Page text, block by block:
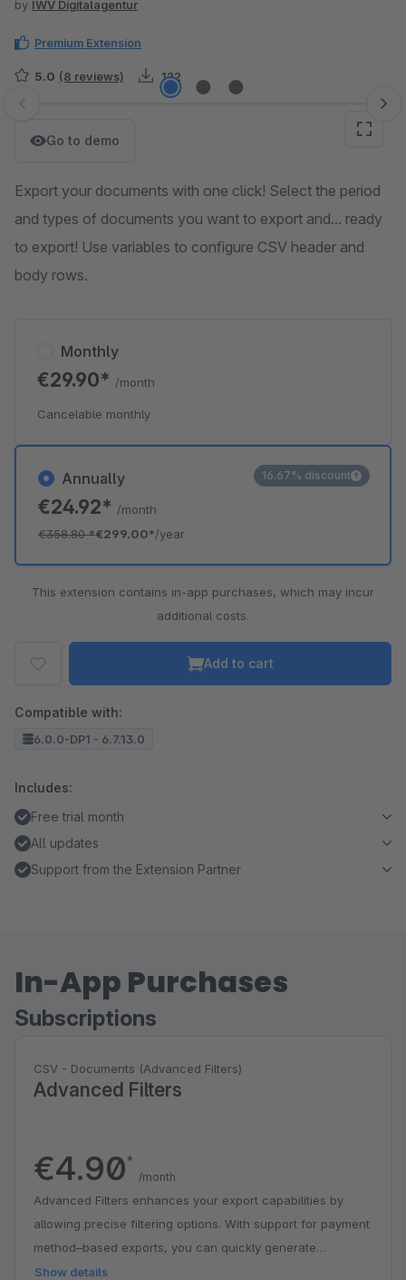
by IWV Digitalagentur
Premium Extension
5.0 (8 reviews) 122
Skip image gallery
Go to demo
Export your documents with one click! Select the period
and types of documents you want to export and... ready
to export! Use variables to configure CSV header and
body rows.
Annually
€24.92* /month
€358.80*€299.00*/year
16.67% discount
Monthly
€29.90* /month
Cancelable monthly
This extension contains in-app purchases, which may incur
additional costs.
Add to cart
Compatible with:
6.0.0-DP1 - 6.7.13.0
Includes:
Free trial month
All updates
Support from the Extension Partner
In-App Purchases
Subscriptions
CSV - Documents (Advanced Filters)
Advanced Filters
€4.90*
/month
Advanced Filters enhances your export capabilities by
allowing precise filtering options. With support for payment
method–based exports, you can quickly generate
accurate, targeted export files.
Show details